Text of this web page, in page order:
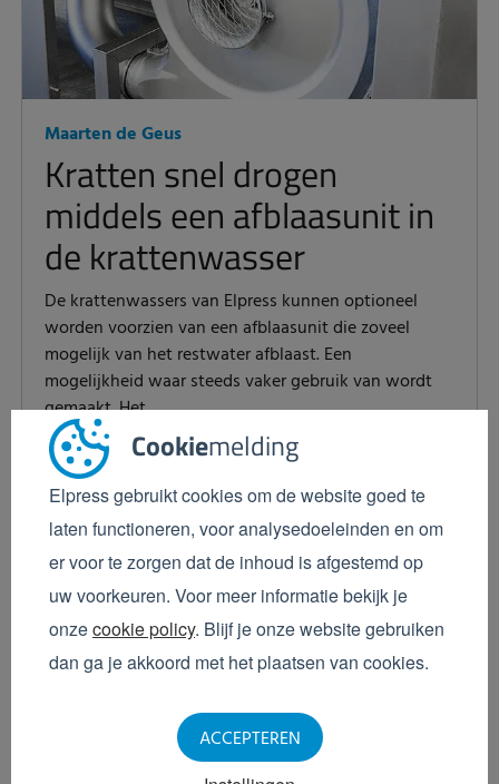
Cookiemelding
Elpress gebruikt cookies om de website goed te
laten functioneren, voor analysedoeleinden en om
er voor te zorgen dat de inhoud is afgestemd op
uw voorkeuren. Voor meer informatie bekijk je
onzecookie policy. Blijf je onze website gebruiken
dan ga je akkoord met het plaatsen van cookies.
ACCEPTEREN
Maarten de Geus
Kratten snel drogen
middels een afblaasunit in
de krattenwasser
De krattenwassers van Elpress kunnen optioneel
worden voorzien van een afblaasunit die zoveel
mogelijk van het restwater afblaast. Een
mogelijkheid waar steeds vaker gebruik van wordt
gemaakt. Het...
Verder lezen